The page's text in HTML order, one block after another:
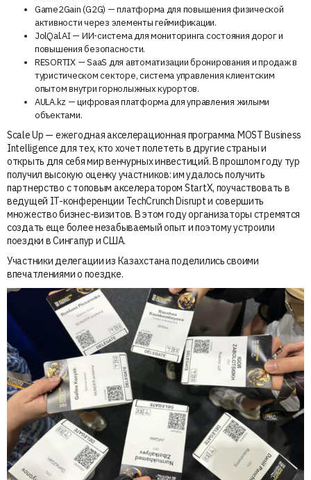
Game2Gain (G2G) — платформа для повышения физической
активности через элементы геймификации.
JolQal.AI — ИИ-система для мониторинга состояния дорог и
повышения безопасности.
RESORTIX — SaaS для автоматизации бронирования и продаж в
туристическом секторе, система управления клиентским
опытом внутри горнолыжных курортов.
AULA.kz — цифровая платформа для управления жилыми
объектами.
Scale Up — ежегодная акселерационная программа MOST Business
Intelligence для тех, кто хочет полететь в другие страны и
открыть для себя мир венчурных инвестиций. В прошлом году тур
получил высокую оценку участников: им удалось получить
партнерство с топовым акселератором StartX, поучаствовать в
ведущей IT-конференции TechCrunch Disrupt и совершить
множество бизнес-визитов. В этом году организаторы стремятся
создать еще более незабываемый опыт и поэтому устроили
поездки в Сингапур и США.
Участники делегации из Казахстана поделились своими
впечатлениями о поездке.